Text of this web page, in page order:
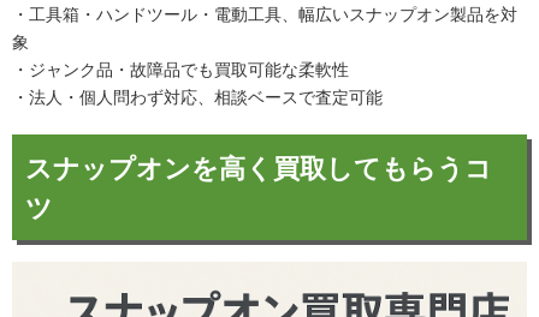
・工具箱・ハンドツール・電動工具、幅広いスナップオン製品を対
象
・ジャンク品・故障品でも買取可能な柔軟性
・法人・個人問わず対応、相談ベースで査定可能
スナップオンを高く買取してもらうコ
ツ